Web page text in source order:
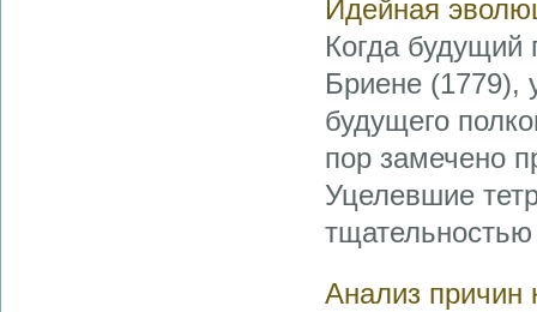
Идейная
Когда будущий
Бриене (1779),
будущего
пор замечено
Уцелевшие
Анализ причин